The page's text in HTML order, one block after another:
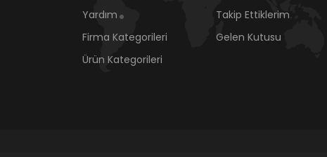
Yardım
Firma Kategorileri
Ürün Kategorileri
Takip Ettiklerim
Gelen Kutusu